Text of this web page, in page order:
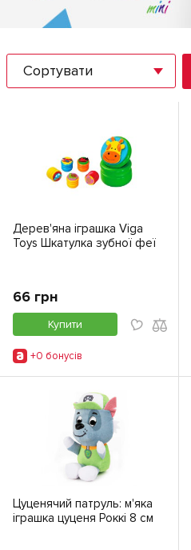
Сортувати
Дерев'яна іграшка Viga
Toys Шкатулка зубної феї
66 грн
Купити
+0 бонусiв
Цуценячий патруль: м'яка
іграшка цуценя Роккі 8 см